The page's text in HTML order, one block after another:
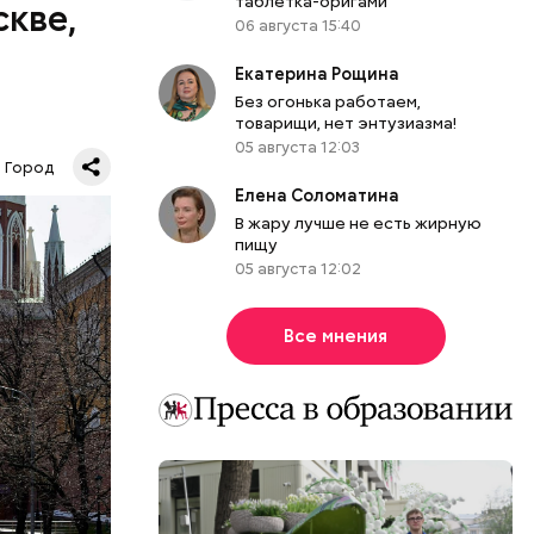
Город
и
но и
В 1990
включены
06 августа 15:40
Екатерина Рощина
Без огонька работаем,
товарищи, нет энтузиазма!
05 августа 12:03
Елена Соломатина
В жару лучше не есть жирную
пищу
05 августа 12:02
Все мнения